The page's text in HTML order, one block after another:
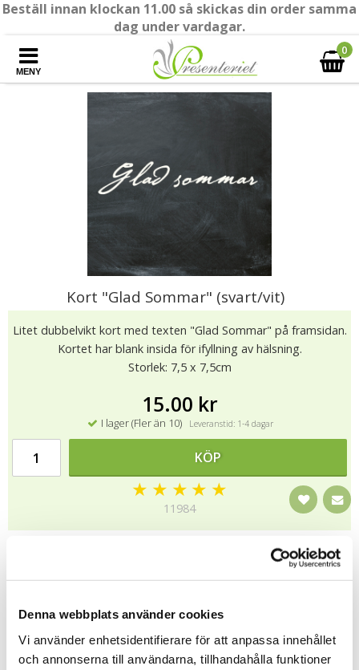
Denna webbplats använder cookies
Vi använder enhetsidentifierare för att anpassa innehållet
och annonserna till användarna, tillhandahålla funktioner
Beställ innan klockan 11.00 så skickas din order samma
dag under vardagar.
MENY
0
Kort "Glad Sommar" (svart/vit)
Litet dubbelvikt kort med texten "Glad Sommar" på framsidan.
Kortet har blank insida för ifyllning av hälsning.
Storlek: 7,5 x 7,5cm
15.00 kr
I lager (Fler än 10) Leveranstid: 1-4 dagar
KÖP
★ ★ ★ ★ ★
11984
Gratulationskort